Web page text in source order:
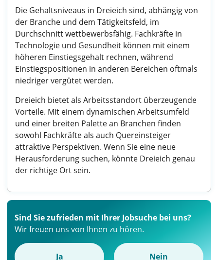
Die Gehaltsniveaus in Dreieich sind, abhängig von
der Branche und dem Tätigkeitsfeld, im
Durchschnitt wettbewerbsfähig. Fachkräfte in
Technologie und Gesundheit können mit einem
höheren Einstiegsgehalt rechnen, während
Einstiegspositionen in anderen Bereichen oftmals
niedriger vergütet werden.
Dreieich bietet als Arbeitsstandort überzeugende
Vorteile. Mit einem dynamischen Arbeitsumfeld
und einer breiten Palette an Branchen finden
sowohl Fachkräfte als auch Quereinsteiger
attraktive Perspektiven. Wenn Sie eine neue
Herausforderung suchen, könnte Dreieich genau
der richtige Ort sein.
Sind Sie zufrieden mit Ihrer Jobsuche bei uns?
Wir freuen uns von Ihnen zu hören.
Ja Nein